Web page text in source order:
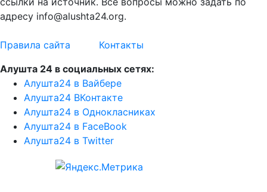
адресу info@alushta24.org.
Правила сайта
Контакты
Алушта 24 в социальных сетях:
Алушта24 в Вайбере
Алушта24 ВКонтакте
Алушта24 в Однокласниках
Алушта24 в FaceBook
Алушта24 в Twitter